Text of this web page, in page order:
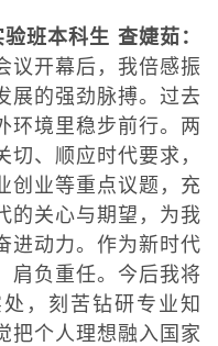
班本科生 查婕茹：
议开幕后，我倍感振
展的强劲脉搏。过去
环境里稳步前行。两
、顺应时代要求，
创业等重点议题，充
的关心与期望，为我
进动力。作为新时代
肩负重任。今后我将
，刻苦钻研专业知
把个人理想融入国家